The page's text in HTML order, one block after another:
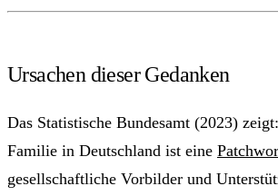
Ursachen dieser Gedanken
Das Statistische Bundesamt (2023)
Familie in Deutschland ist eine
gesellschaftliche Vorbilder und